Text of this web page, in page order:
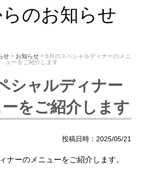
のお知らせ
せ > お知らせ > 6月のスペシャルディナーのメニ
ューをご紹介します
シャルディナー
をご紹介します
投稿日時：2025/05/21
ナーのメニューをご紹介します。